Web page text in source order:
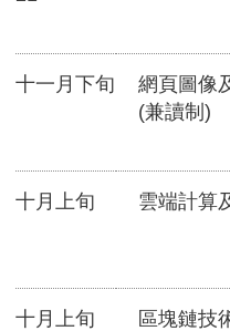
十一月下旬
網頁圖像
(兼讀制)
十月上旬 雲端計算
十月上旬
區塊鏈技